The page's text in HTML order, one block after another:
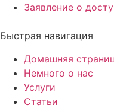
Заявление о
Быстрая навигация
Домашняя
Немного о нас
Услуги
Статьи